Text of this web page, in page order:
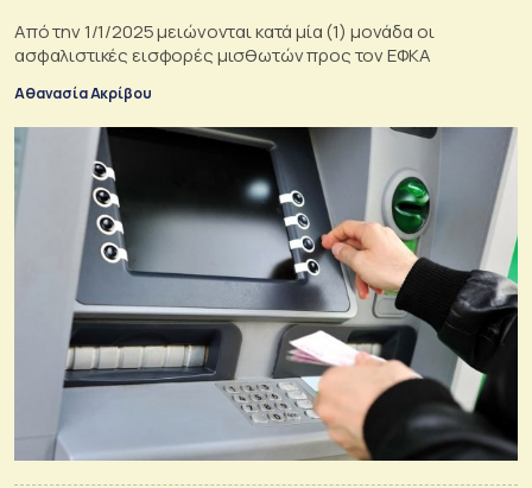
Από την 1/1/2025 μειώνονται κατά μία (1) μονάδα οι
ασφαλιστικές εισφορές μισθωτών προς τον ΕΦΚΑ
Αθανασία Ακρίβου